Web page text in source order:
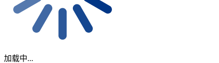
加载中...